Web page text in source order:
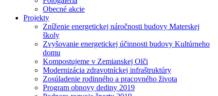
Obecné akcie
Projekty
Zníženie energetickej náročnosti budovy Materskej
školy
Zvyšovanie energetickej účinnosti budovy Kultúrneho
domu
Kompostujeme v Zemianskej Olči
Modernizácia zdravotníckej infraštruktúry
Zosúladenie rodinného a pracovného života
Program obnovy dediny 2019